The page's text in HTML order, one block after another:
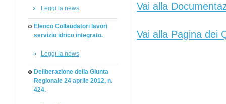
Leggi la news
Elenco Collaudatori lavori
servizio idrico integrato.
Leggi la news
Deliberazione della Giunta
Regionale 24 aprile 2012, n.
424.
Vai alla
Vai alla Pagina dei